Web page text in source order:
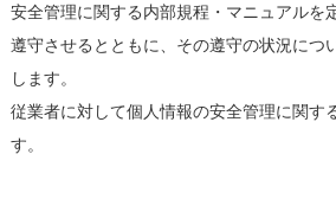
安全管理に関する内部規程・マニュアルを
遵守させるとともに、その遵守の状況につ
します。
従業者に対して個人情報の安全管理に関す
す。